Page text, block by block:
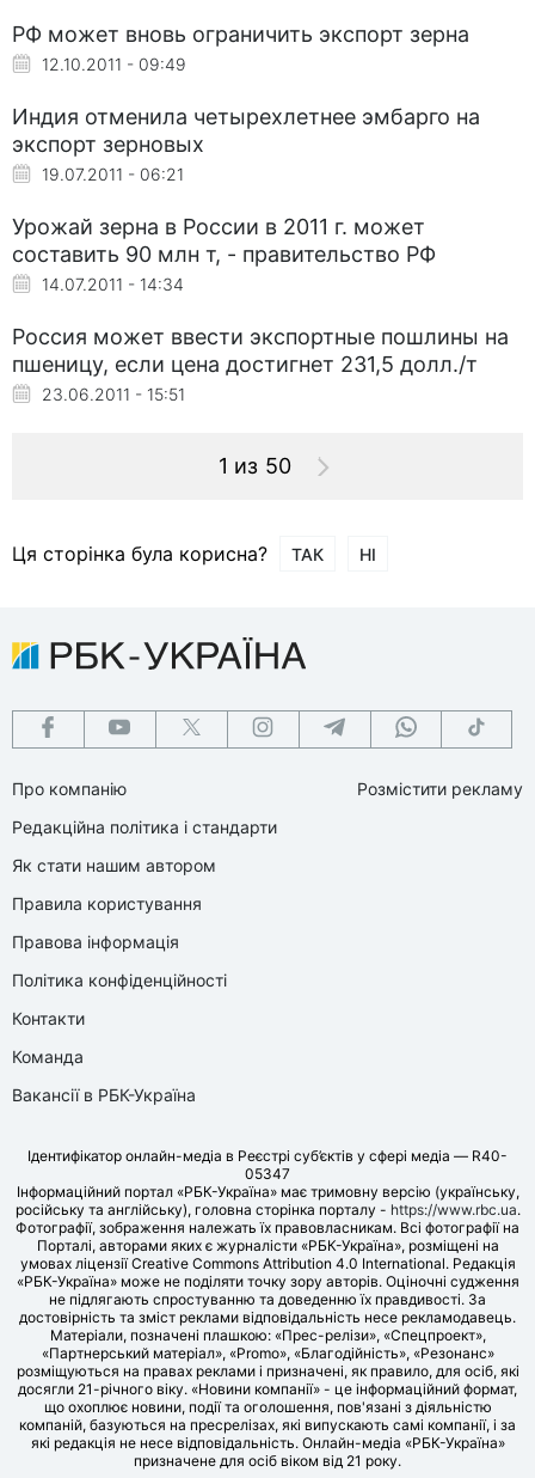
РФ может вновь ограничить экспорт зерна
12.10.2011 - 09:49
Индия отменила четырехлетнее эмбарго на
экспорт зерновых
19.07.2011 - 06:21
Урожай зерна в России в 2011 г. может
составить 90 млн т, - правительство РФ
14.07.2011 - 14:34
Россия может ввести экспортные пошлины на
пшеницу, если цена достигнет 231,5 долл./т
23.06.2011 - 15:51
1 из 50
Ця сторінка була корисна? ТАК НІ
Про компанію
Редакційна політика і стандарти
Як стати нашим автором
Правила користування
Правова інформація
Політика конфіденційності
Контакти
Команда
Вакансії в РБК-Україна
Розмістити рекламу
Ідентифікатор онлайн-медіа в Реєстрі суб’єктів у сфері медіа — R40-
05347
Інформаційний портал «РБК-Україна» має тримовну версію (українську,
російську та англійську), головна сторінка порталу - https://www.rbc.ua.
Фотографії, зображення належать їх правовласникам. Всі фотографії на
Порталі, авторами яких є журналісти «РБК-Україна», розміщені на
умовах ліцензії Creative Commons Attribution 4.0 International. Редакція
«РБК-Україна» може не поділяти точку зору авторів. Оціночні судження
не підлягають спростуванню та доведенню їх правдивості. За
достовірність та зміст реклами відповідальність несе рекламодавець.
Матеріали, позначені плашкою: «Прес-релізи», «Спецпроект»,
«Партнерський матеріал», «Promo», «Благодійність», «Резонанс»
розміщуються на правах реклами і призначені, як правило, для осіб, які
досягли 21-річного віку. «Новини компанії» - це інформаційний формат,
що охоплює новини, події та оголошення, пов'язані з діяльністю
компаній, базуються на пресрелізах, які випускають самі компанії, і за
які редакція не несе відповідальність. Онлайн-медіа «РБК-Україна»
призначене для осіб віком від 21 року.